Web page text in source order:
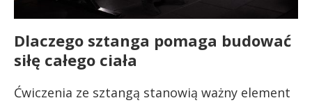
Dlaczego sztanga pomaga budować
siłę całego ciała
Ćwiczenia ze sztangą stanowią ważny element